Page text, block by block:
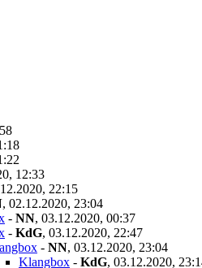
12:33
22:15
, 02.12.2020, 23:04
- NN, 03.12.2020, 00:37
- KdG, 03.12.2020, 22:47
- NN, 03.12.2020, 23:04
Klangbox - KdG, 03.12.2020,